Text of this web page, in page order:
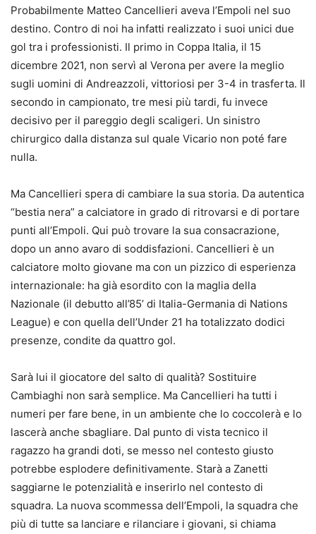
Probabilmente Matteo Cancellieri aveva l’Empoli nel suo
destino. Contro di noi ha infatti realizzato i suoi unici due
gol tra i professionisti. Il primo in Coppa Italia, il 15
dicembre 2021, non servì al Verona per avere la meglio
sugli uomini di Andreazzoli, vittoriosi per 3-4 in trasferta. Il
secondo in campionato, tre mesi più tardi, fu invece
decisivo per il pareggio degli scaligeri. Un sinistro
chirurgico dalla distanza sul quale Vicario non poté fare
nulla.
Ma Cancellieri spera di cambiare la sua storia. Da autentica
“bestia nera” a calciatore in grado di ritrovarsi e di portare
punti all’Empoli. Qui può trovare la sua consacrazione,
dopo un anno avaro di soddisfazioni. Cancellieri è un
calciatore molto giovane ma con un pizzico di esperienza
internazionale: ha già esordito con la maglia della
Nazionale (il debutto all’85’ di Italia-Germania di Nations
League) e con quella dell’Under 21 ha totalizzato dodici
presenze, condite da quattro gol.
Sarà lui il giocatore del salto di qualità? Sostituire
Cambiaghi non sarà semplice. Ma Cancellieri ha tutti i
numeri per fare bene, in un ambiente che lo coccolerà e lo
lascerà anche sbagliare. Dal punto di vista tecnico il
ragazzo ha grandi doti, se messo nel contesto giusto
potrebbe esplodere definitivamente. Starà a Zanetti
saggiarne le potenzialità e inserirlo nel contesto di
squadra. La nuova scommessa dell’Empoli, la squadra che
più di tutte sa lanciare e rilanciare i giovani, si chiama